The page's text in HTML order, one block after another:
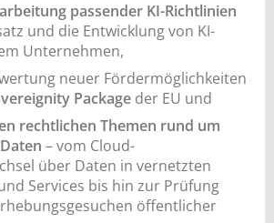
passender KI-Richtlinien
und die Entwicklung von KI-
Unternehmen,
neuer Fördermöglichkeiten
Package der EU und
rechtlichen Themen rund um
– vom Cloud-
über Daten in vernetzten
Services bis hin zur Prüfung
öffentlicher